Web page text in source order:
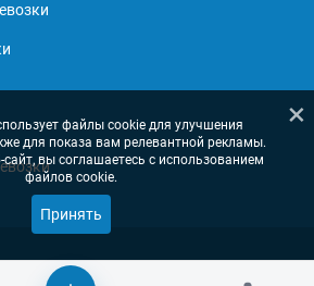
перевозчиков
×
файлы cookie для улучшения
для показа вам релевантной рекламы.
сайт, вы соглашаетесь с использованием
файлов cookie.
Принять